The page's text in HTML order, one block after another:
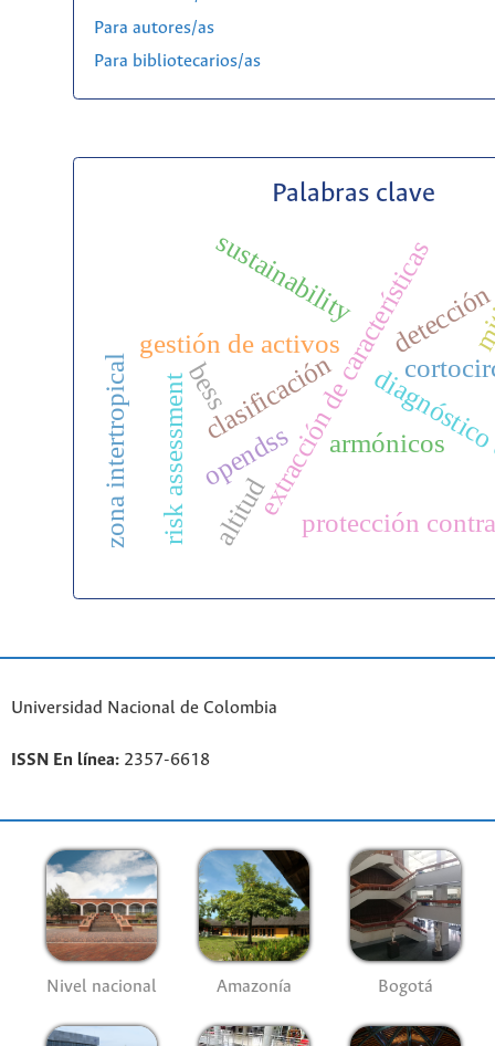
Para autores/as
Para bibliotecarios/as
Palabras clave
extracción de características
gestión de activos
zona intertropical protección
armónicos
detección
clasificación
risk assessment opendss
bess
sustainability
altitud
Universidad Nacional de Colombia
ISSN En línea: 2357-6618
Nivel nacional Amazonía Bogotá